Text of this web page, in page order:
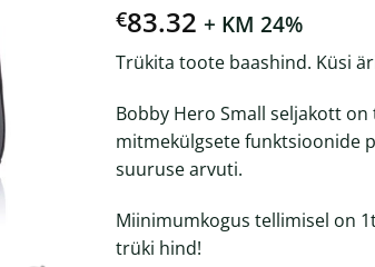
€83.32 + KM 24%
Trükita toote baashind. Küsi
Bobby Hero Small seljakott
mitmekülgsete funktsioonide
suuruse arvuti.
Miinimumkogus tellimisel on
trüki hind!